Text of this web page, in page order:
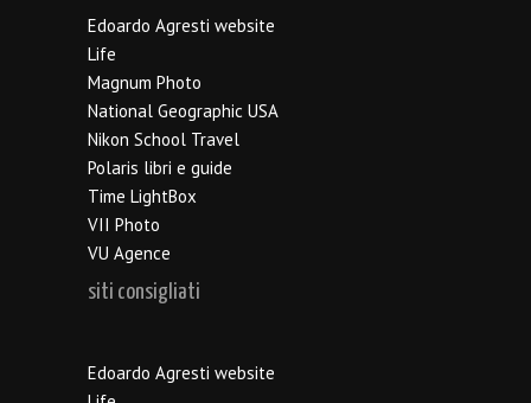
Edoardo Agresti website
Life
Magnum Photo
National Geographic USA
Nikon School Travel
Polaris libri e guide
Time LightBox
VII Photo
VU Agence
siti consigliati
Edoardo Agresti website